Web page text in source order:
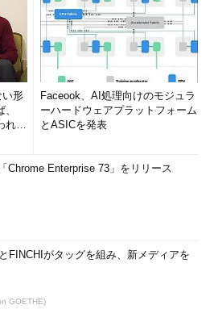
い形
れな
Faceook、AI処理向けのモジュラ
ーハードウェアプラットフォーム
とASICを発表
Chrome Enterprise 73」をリリース
FINCHIがタッグを組み、新メディアを
GOETHE)